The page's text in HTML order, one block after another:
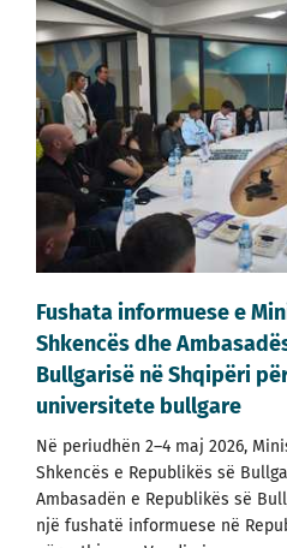
Fushata informuese e
Shkencës dhe
Bullgarisë në Shqipëri
universitete bullgare
Në periudhën 2–4 maj 2026,
Shkencës e Republikës së
Ambasadën e Republikës së
një fushatë informuese në